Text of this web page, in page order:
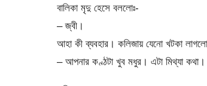
বালিকা মৃদু হেসে বললোঃ-
– জ্বী।
আহা কী ব্যবহার। কলিজায় যেনো খটকা
– আপনার কণ্ঠটা খুব মধুর। এটা মিথ্যা কথা।